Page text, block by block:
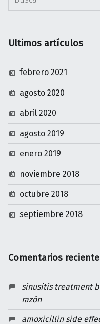
Ultimos artículos
febrero 2021
agosto 2020
abril 2020
agosto 2019
enero 2019
noviembre 2018
octubre 2018
septiembre 2018
Comentarios
sinusitis treatment
razón
amoxicillin side